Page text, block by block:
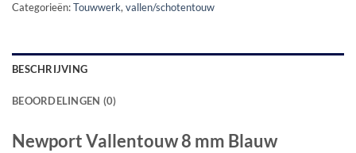
Categorieën:Touwwerk,vallen/schotentouw
BESCHRIJVING
BEOORDELINGEN (0)
Newport Vallentouw 8 mm Blauw